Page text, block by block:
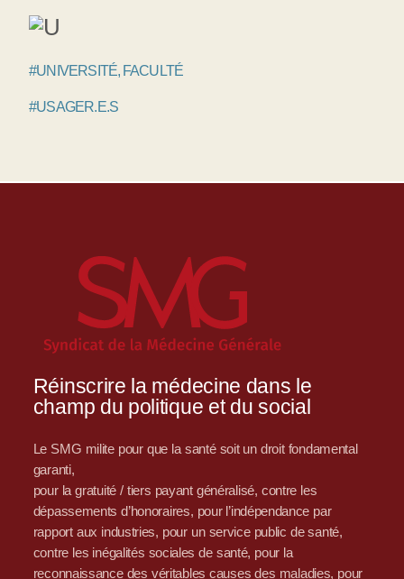
#UNIVERSITÉ, FACULTÉ
#USAGER.E.S
Réinscrire la médecine dans le
champ du politique et du social
Le SMG milite pour que la santé soit un droit fondamental
garanti,
pour la gratuité / tiers payant généralisé, contre les
dépassements d’honoraires, pour l’indépendance par
rapport aux industries, pour un service public de santé,
contre les inégalités sociales de santé, pour la
reconnaissance des véritables causes des maladies, pour